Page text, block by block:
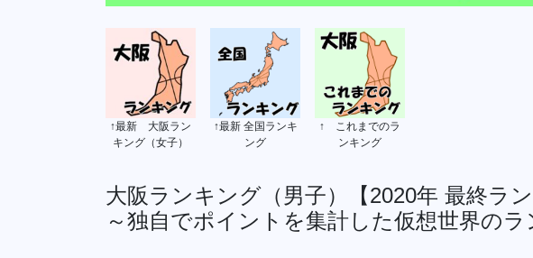
↑最新 大阪ラン
キング（女子）
↑最新 全国ランキ
ング
↑ これまでのラ
ンキング
大阪ランキング（男子）【2020年 最終ラン
～独自でポイントを集計した仮想世界の